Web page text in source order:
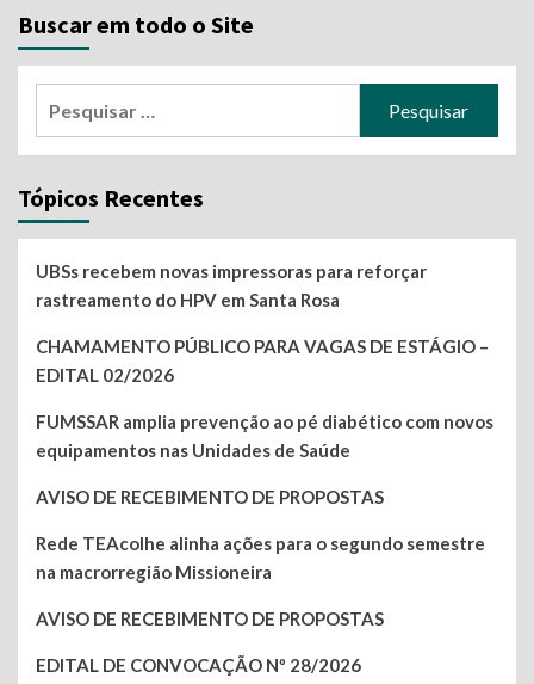
Buscar em todo o Site
Tópicos Recentes
UBSs recebem novas impressoras para reforçar
rastreamento do HPV em Santa Rosa
CHAMAMENTO PÚBLICO PARA VAGAS DE ESTÁGIO –
EDITAL 02/2026
FUMSSAR amplia prevenção ao pé diabético com novos
equipamentos nas Unidades de Saúde
AVISO DE RECEBIMENTO DE PROPOSTAS
Rede TEAcolhe alinha ações para o segundo semestre
na macrorregião Missioneira
AVISO DE RECEBIMENTO DE PROPOSTAS
EDITAL DE CONVOCAÇÃO Nº 28/2026